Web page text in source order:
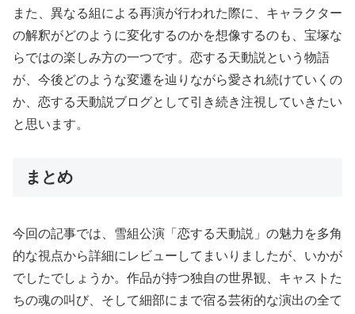
また、異なる組による再演が行われた際に、キャラクター
の解釈がどのように変化するのかを想像するのも、宝塚な
らではの楽しみ方の一つです。恋する天動説という物語
が、今後どのような変遷を辿りながら愛され続けていくの
か、恋する天動説ブログとして引き続き注視していきたい
と思います。
まとめ
今回の記事では、雪組公演「恋する天動説」の魅力を多角
的な視点から詳細にレビューしてまいりましたが、いかが
でしたでしょうか。作品が持つ独自の世界観、キャストた
ちの魂の叫び、そして細部にまで宿る芸術的な演出の全て